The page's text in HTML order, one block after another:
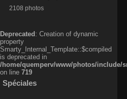
2108 photos
Deprecated : Creation of dynamic
property
Smarty_Internal_Template::$compiled
is deprecated in
/home/quemperv/www/photos/include/
on line 719
Spéciales